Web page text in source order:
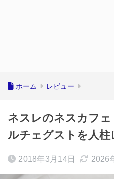
ホーム レビュー
ネスレのネスカフ
ルチェグストを人柱
2018年3月14日 2026